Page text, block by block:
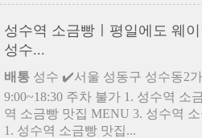
성수역 소금빵ㅣ평일에도 웨
성수...
배통 성수 ✔️서울 성동구 성수동2가
9:00~18:30 주차 불가 1. 성수역 소
역 소금빵 맛집 MENU 3. 성수역
1. 성수역 소금빵 맛집...